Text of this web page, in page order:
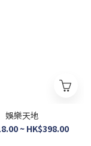
娛樂天地
~ HK$398.00